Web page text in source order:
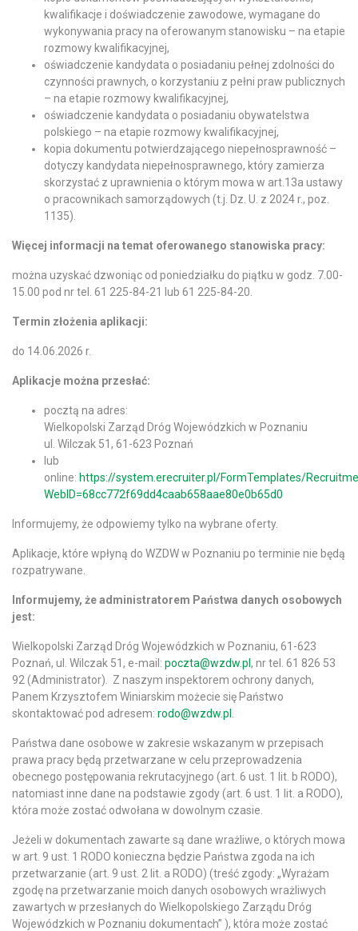
kwalifikacje i doświadczenie zawodowe, wymagane do
wykonywania pracy na oferowanym stanowisku – na etapie
rozmowy kwalifikacyjnej,
oświadczenie kandydata o posiadaniu pełnej zdolności do
czynności prawnych, o korzystaniu z pełni praw publicznych
– na etapie rozmowy kwalifikacyjnej,
oświadczenie kandydata o posiadaniu obywatelstwa
polskiego – na etapie rozmowy kwalifikacyjnej,
kopia dokumentu potwierdzającego niepełnosprawność –
dotyczy kandydata niepełnosprawnego, który zamierza
skorzystać z uprawnienia o którym mowa w art.13a ustawy
o pracownikach samorządowych (t.j. Dz. U. z 2024 r., poz.
1135).
Więcej informacji na temat oferowanego stanowiska pracy:
można uzyskać dzwoniąc od poniedziałku do piątku w godz. 7.00-
15.00 pod nr tel. 61 225-84-21 lub 61 225-84-20.
Termin złożenia aplikacji:
do 14.06.2026 r.
Aplikacje można przesłać:
pocztą na adres:
Wielkopolski Zarząd Dróg Wojewódzkich w Poznaniu
ul. Wilczak 51, 61-623 Poznań
lub
online: https://system.erecruiter.pl/FormTemplates/
WebID=68cc772f69dd4caab658aae80e0b65d0
Informujemy, że odpowiemy tylko na wybrane oferty.
Aplikacje, które wpłyną do WZDW w Poznaniu po terminie nie będą
rozpatrywane.
Informujemy, że administratorem Państwa danych osobowych
jest:
Wielkopolski Zarząd Dróg Wojewódzkich w Poznaniu, 61-623
Poznań, ul. Wilczak 51, e-mail: poczta@wzdw.pl , nr tel. 61 826 53
92 (Administrator). Z naszym inspektorem ochrony danych,
Panem Krzysztofem Winiarskim możecie się Państwo
skontaktować pod adresem: rodo@wzdw.pl
Państwa dane osobowe w zakresie wskazanym w przepisach
prawa pracy będą przetwarzane w celu przeprowadzenia
obecnego postępowania rekrutacyjnego (art. 6 ust. 1 lit. b RODO),
natomiast inne dane na podstawie zgody (art. 6 ust. 1 lit. a RODO),
która może zostać odwołana w dowolnym czasie.
Jeżeli w dokumentach zawarte są dane wrażliwe, o których mowa
w art. 9 ust. 1 RODO konieczna będzie Państwa zgoda na ich
przetwarzanie (art. 9 ust. 2 lit. a RODO) (treść zgody: „Wyrażam
zgodę na przetwarzanie moich danych osobowych wrażliwych
zawartych w przesłanych do Wielkopolskiego Zarządu Dróg
Wojewódzkich w Poznaniu dokumentach” ), która może zostać